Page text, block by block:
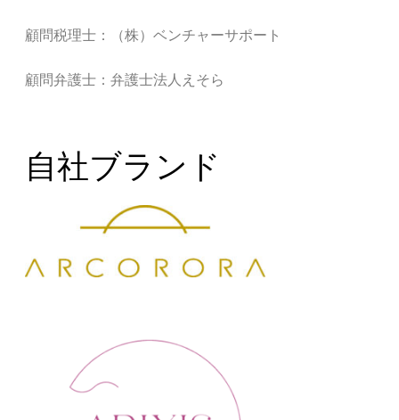
顧問税理士：（株）ベンチャーサポート
顧問弁護士：弁護士法人えそら
自社ブランド